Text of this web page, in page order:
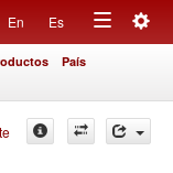
En Es
Toggle
País